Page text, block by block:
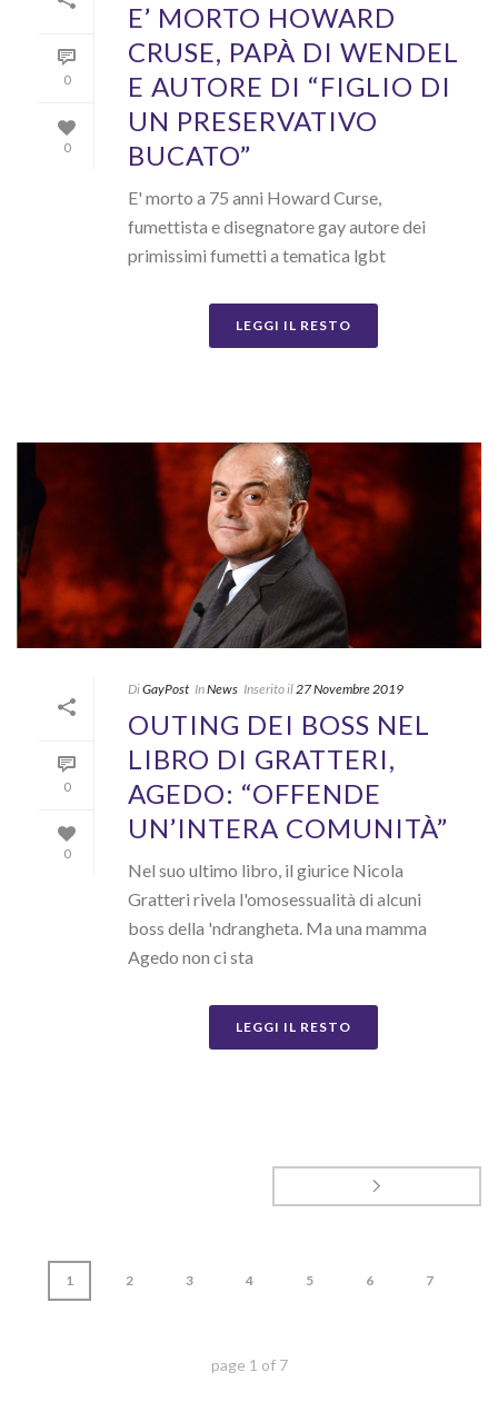
0
0
E’ MORTO HOWARD
CRUSE, PAPÀ DI WENDEL
E AUTORE DI “FIGLIO DI
UN PRESERVATIVO
BUCATO”
E' morto a 75 anni Howard Curse,
fumettista e disegnatore gay autore dei
primissimi fumetti a tematica lgbt
LEGGI IL RESTO
0
0
DiGayPost InNews Inserito il 27 Novembre 2019
OUTING DEI BOSS NEL
LIBRO DI GRATTERI,
AGEDO: “OFFENDE
UN’INTERA COMUNITÀ”
Nel suo ultimo libro, il giurice Nicola
Gratteri rivela l'omosessualità di alcuni
boss della 'ndrangheta. Ma una mamma
Agedo non ci sta
LEGGI IL RESTO
1 2 3 4 5 6 7
page 1 of 7